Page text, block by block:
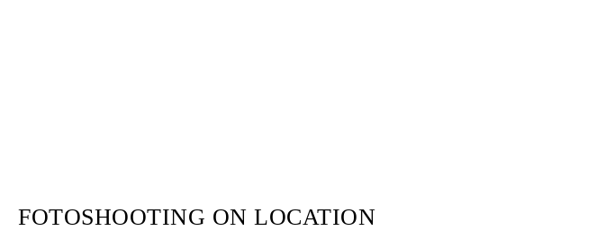
FOTOSHOOTING ON LOCATION